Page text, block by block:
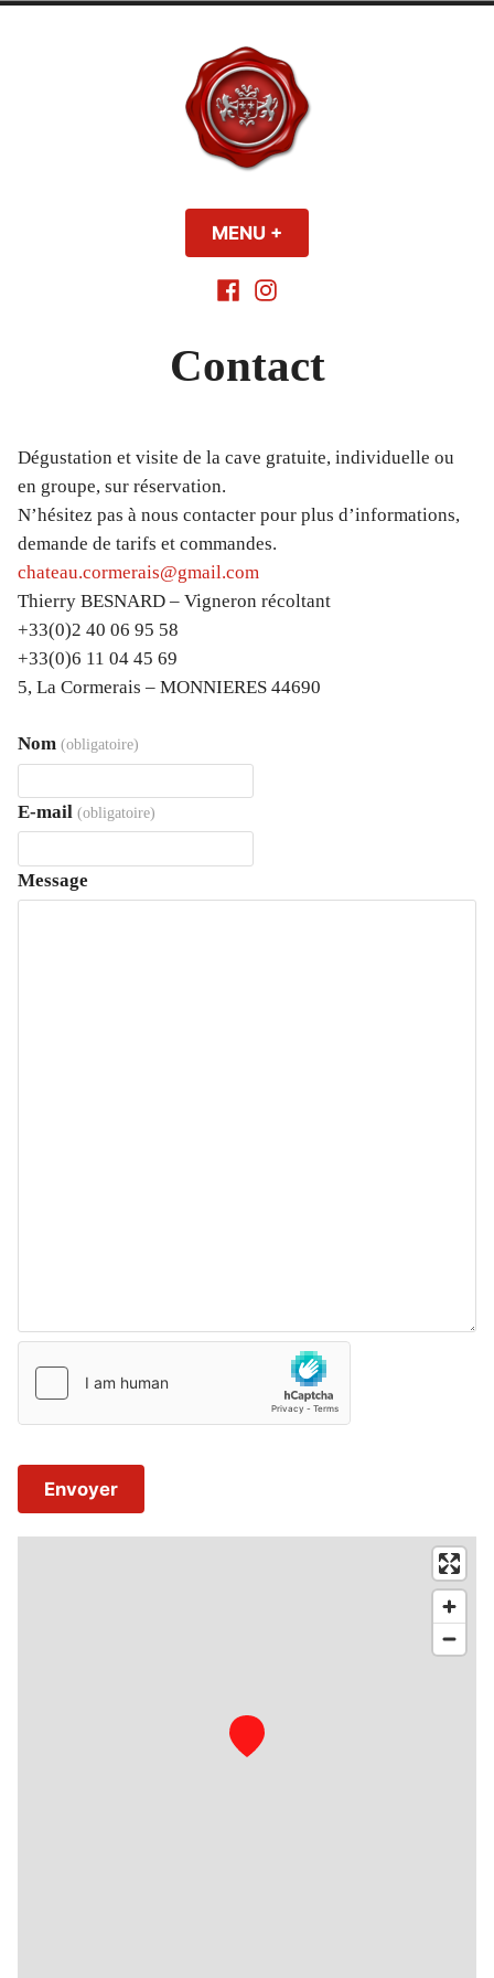
Château de La
Cormerais
MENU +
FacebookInstagram
Contact
Dégustation et visite de la cave gratuite, individuelle ou
en groupe, sur réservation.
N’hésitez pas à nous contacter pour plus d’informations,
demande de tarifs et commandes.
chateau.cormerais@gmail.com
Thierry BESNARD – Vigneron récoltant
+33(0)2 40 06 95 58
+33(0)6 11 04 45 69
5, La Cormerais – MONNIERES 44690
Nom (obligatoire)
E-mail (obligatoire)
Message
Envoyer